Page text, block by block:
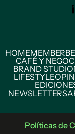
HOMEMEMBER
CAFÉ Y
BRAND STUDIO
LIFESTYLE
NEWSLETTERS
Políticas de